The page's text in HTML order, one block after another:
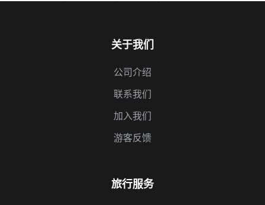
关于我们
公司介绍
联系我们
加入我们
游客反馈
旅行服务